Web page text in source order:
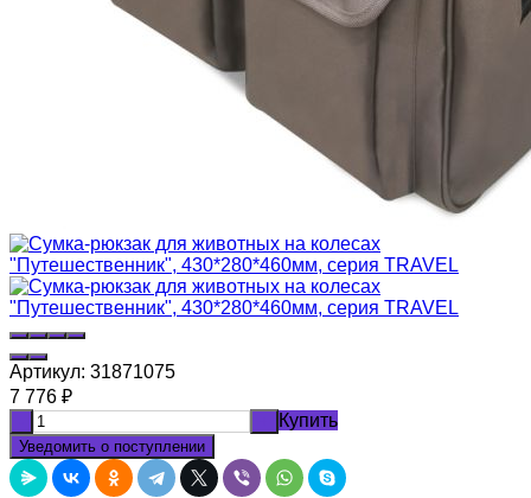
Артикул: 31871075
7 776 ₽
Купить
Уведомить о поступлении